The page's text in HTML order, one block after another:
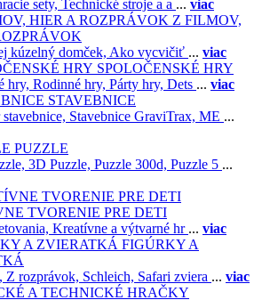
sety, Technické stroje a a ... viac
Z FILMOV,
kúzelný domček, Ako vycvičiť ... viac
SPOLOČENSKÉ HRY
hry, Rodinné hry, Párty hry, Dets ... viac
STAVEBNICE
Stavebnice GraviTrax, ME ...
PUZZLE
3D Puzzle, Puzzle 300d, Puzzle 5 ...
TVORENIE PRE DETI
Kreatívne a výtvarné hr ... viac
FIGÚRKY A
Z rozprávok, Schleich, Safari zviera ... viac